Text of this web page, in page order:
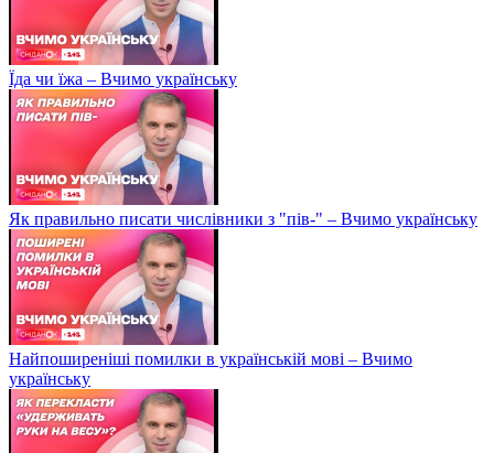
Їда чи їжа – Вчимо українську
Як правильно писати числівники з "пів-" – Вчимо українську
Найпоширеніші помилки в українській мові – Вчимо
українську